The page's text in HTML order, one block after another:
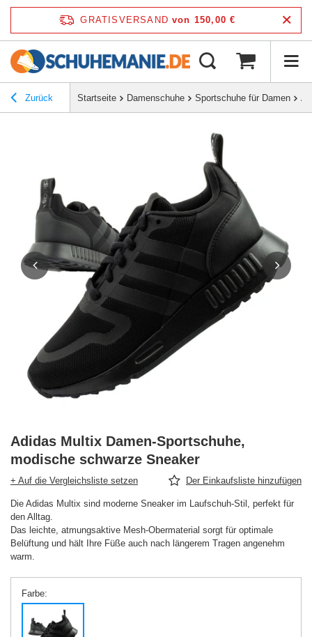
GRATISVERSAND von 150,00 €
Zurück Startseite Damenschuhe Sportschuhe für Damen
Adidas Multix Damen-Sportschuhe,
modische schwarze Sneaker
+ Auf die Vergleichsliste setzen Der Einkaufsliste hinzufügen
Die Adidas Multix sind moderne Sneaker im Laufschuh-Stil, perfekt für
den Alltag.
Das leichte, atmungsaktive Mesh-Obermaterial sorgt für optimale
Belüftung und hält Ihre Füße auch nach längerem Tragen angenehm
warm.
Farbe